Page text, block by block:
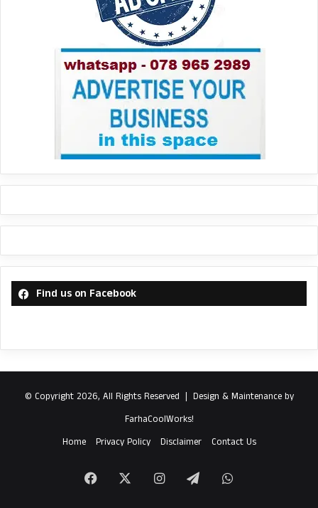
Find us on Facebook
© Copyright 2026, All Rights Reserved | Design & Maintenance by
FarhaCoolWorks!
Home
Privacy Policy Disclaimer Contact Us
Facebook InstagramTelegramWhatsApp